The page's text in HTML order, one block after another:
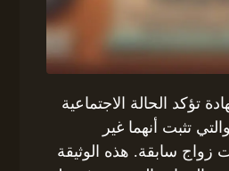
تؤكد الحالة الاجتماعية
تثبت أنهما غير
زواج سابقة. هذه الوثيقة